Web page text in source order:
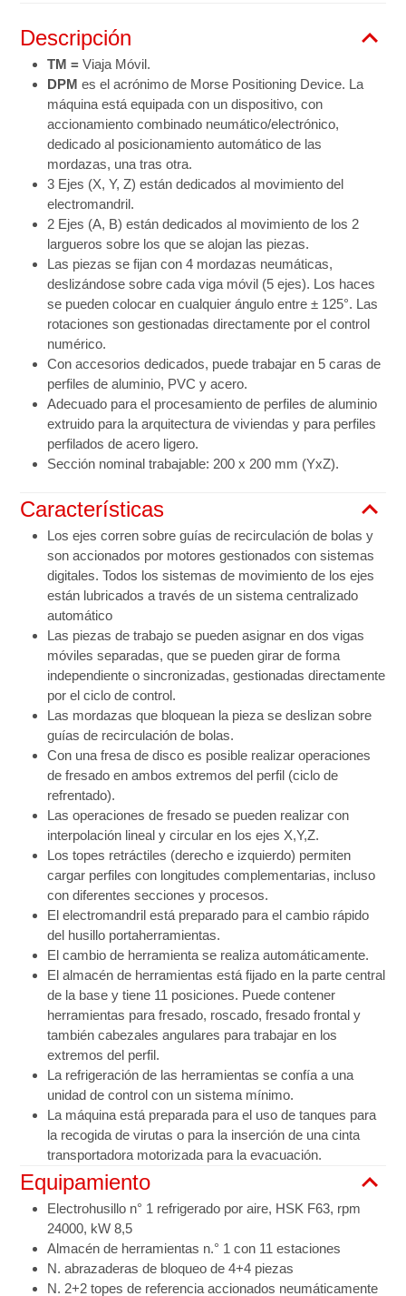
Descripción
TM = Viaja Móvil.
DPM es el acrónimo de Morse Positioning Device. La
máquina está equipada con un dispositivo, con
accionamiento combinado neumático/electrónico,
dedicado al posicionamiento automático de las
mordazas, una tras otra.
3 Ejes (X, Y, Z) están dedicados al movimiento del
electromandril.
2 Ejes (A, B) están dedicados al movimiento de los 2
largueros sobre los que se alojan las piezas.
Las piezas se fijan con 4 mordazas neumáticas,
deslizándose sobre cada viga móvil (5 ejes). Los haces
se pueden colocar en cualquier ángulo entre ± 125°. Las
rotaciones son gestionadas directamente por el control
numérico.
Con accesorios dedicados, puede trabajar en 5 caras de
perfiles de aluminio, PVC y acero.
Adecuado para el procesamiento de perfiles de aluminio
extruido para la arquitectura de viviendas y para perfiles
perfilados de acero ligero.
Sección nominal trabajable: 200 x 200 mm (YxZ).
Características
Los ejes corren sobre guías de recirculación de bolas y
son accionados por motores gestionados con sistemas
digitales. Todos los sistemas de movimiento de los ejes
están lubricados a través de un sistema centralizado
automático
Las piezas de trabajo se pueden asignar en dos vigas
móviles separadas, que se pueden girar de forma
independiente o sincronizadas, gestionadas directamente
por el ciclo de control.
Las mordazas que bloquean la pieza se deslizan sobre
guías de recirculación de bolas.
Con una fresa de disco es posible realizar operaciones
de fresado en ambos extremos del perfil (ciclo de
refrentado).
Las operaciones de fresado se pueden realizar con
interpolación lineal y circular en los ejes X,Y,Z.
Los topes retráctiles (derecho e izquierdo) permiten
cargar perfiles con longitudes complementarias, incluso
con diferentes secciones y procesos.
El electromandril está preparado para el cambio rápido
del husillo portaherramientas.
El cambio de herramienta se realiza automáticamente.
El almacén de herramientas está fijado en la parte central
de la base y tiene 11 posiciones. Puede contener
herramientas para fresado, roscado, fresado frontal y
también cabezales angulares para trabajar en los
extremos del perfil.
La refrigeración de las herramientas se confía a una
unidad de control con un sistema mínimo.
La máquina está preparada para el uso de tanques para
la recogida de virutas o para la inserción de una cinta
transportadora motorizada para la evacuación.
Equipamiento
Electrohusillo n° 1 refrigerado por aire, HSK F63, rpm
24000, kW 8,5
Almacén de herramientas n.° 1 con 11 estaciones
N. abrazaderas de bloqueo de 4+4 piezas
N. 2+2 topes de referencia accionados neumáticamente